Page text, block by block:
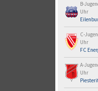
B-
Uhr
C-
Uhr
FC
A-
Uhr